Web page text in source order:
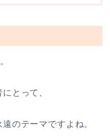
とって、
遠のテーマですよね。